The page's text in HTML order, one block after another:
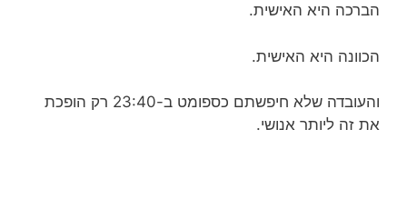
הברכה היא האישית.
הכוונה היא האישית.
והעובדה שלא חיפשתם כספומט ב-23:40 רק הופכת
את זה ליותר אנושי.